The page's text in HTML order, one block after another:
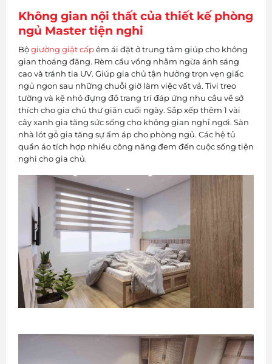
Không gian nội thất của thiết kế phòng
ngủ Master tiện nghi
Bộgiường giật cấpêm ái đặt ở trung tâm giúp cho không
gian thoáng đãng. Rèm cầu vồng nhằm ngừa ánh sáng
cao và tránh tia UV. Giúp gia chủ tận hưởng trọn vẹn giấc
ngủ ngon sau những chuỗi giờ làm việc vất vả. Tivi treo
tường và kệ nhỏ đựng đồ trang trí đáp ứng nhu cầu về sở
thích cho gia chủ thư giãn cuối ngày. Sắp xếp thêm 1 vài
cây xanh gia tăng sức sống cho không gian nghỉ ngơi. Sàn
nhà lót gỗ gia tăng sự ấm áp cho phòng ngủ. Các hệ tủ
quần áo tích hợp nhiều công năng đem đến cuộc sống tiện
nghi cho gia chủ.